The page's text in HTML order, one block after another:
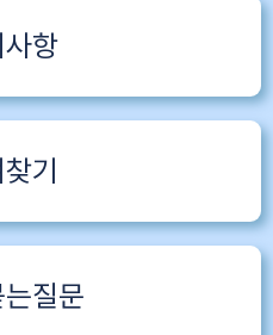
항
기
질문